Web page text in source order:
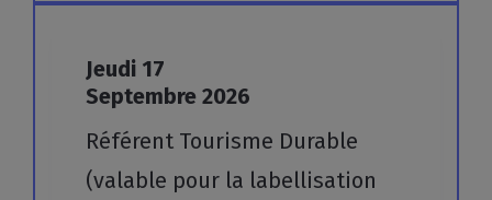
Jeudi 17
Septembre2026
Référent Tourisme Durable
(valable pour la labellisation